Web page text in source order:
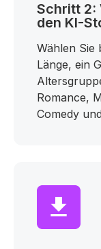
Schritt 2:
den KI-
Wählen Sie
Länge, ein
Romance,
Comedy